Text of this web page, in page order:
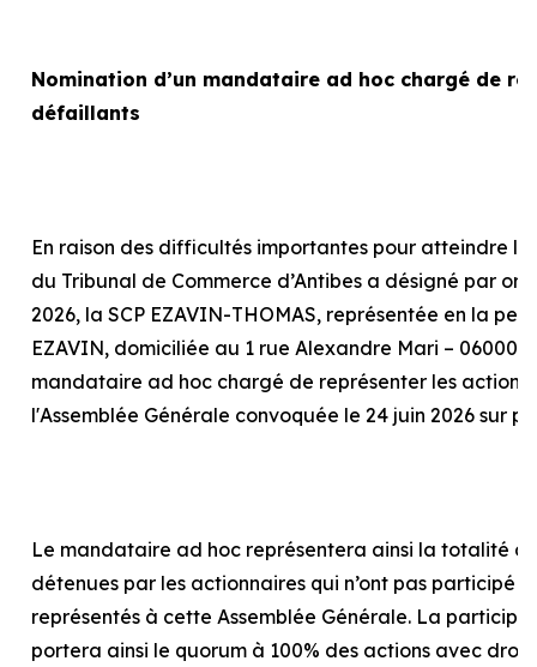
Nomination d’un mandataire ad hoc chargé de
défaillants
En raison des difficultés importantes pour atteindre le
du Tribunal de Commerce d’Antibes a désigné par
2026, la SCP EZAVIN-THOMAS, représentée en la
EZAVIN, domiciliée au 1 rue Alexandre Mari – 06000
mandataire ad hoc chargé de représenter les
l'Assemblée Générale convoquée le 24 juin 2026 sur
Le mandataire ad hoc représentera ainsi la totalité
détenues par les actionnaires qui n’ont pas participé
représentés à cette Assemblée Générale. La
portera ainsi le quorum à 100% des actions avec